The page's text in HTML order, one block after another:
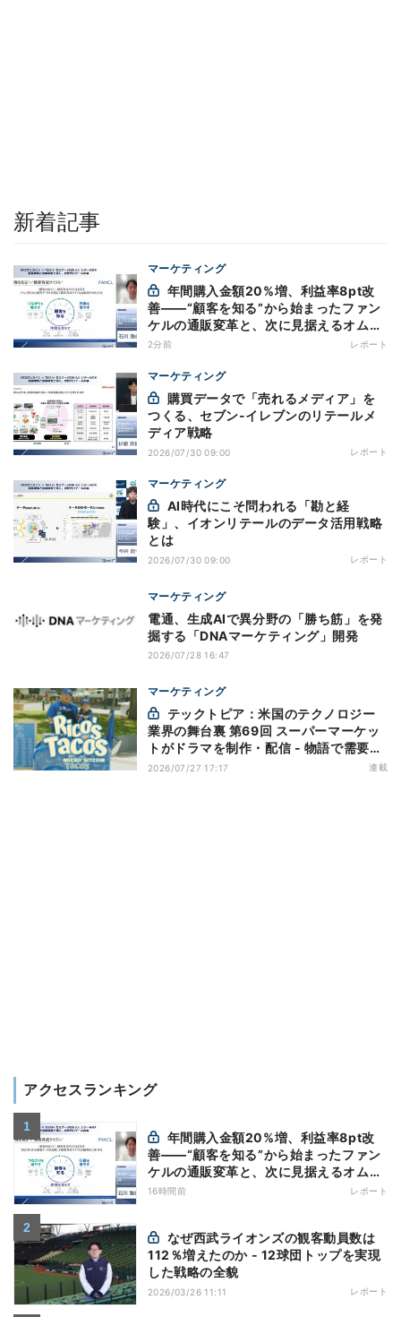
新着記事
マーケティング
善——“顧客を知る”から始まったファン
ケルの通販変革と、次に見据えるオムニ
チャネル
2分前 レポート
マーケティング
つくる、セブン-イレブンのリテールメ
ディア戦略
2026/07/30 09:00 レポート
マーケティング
験」、イオンリテールのデータ活用戦略
とは
2026/07/30 09:00 レポート
マーケティング
電通、生成AIで異分野の「勝ち筋」を発
掘する「DNAマーケティング」開発
2026/07/28 16:47
マーケティング
業界の舞台裏 第69回 スーパーマーケッ
トがドラマを制作・配信 - 物語で需要を
演出する小売メディア
2026/07/27 17:17 連載
アクセスランキング
善——“顧客を知る”から始まったファン
ケルの通販変革と、次に見据えるオムニ
チャネル
16時間前 レポート
112％増えたのか - 12球団トップを実現
した戦略の全貌
2026/03/26 11:11 レポート